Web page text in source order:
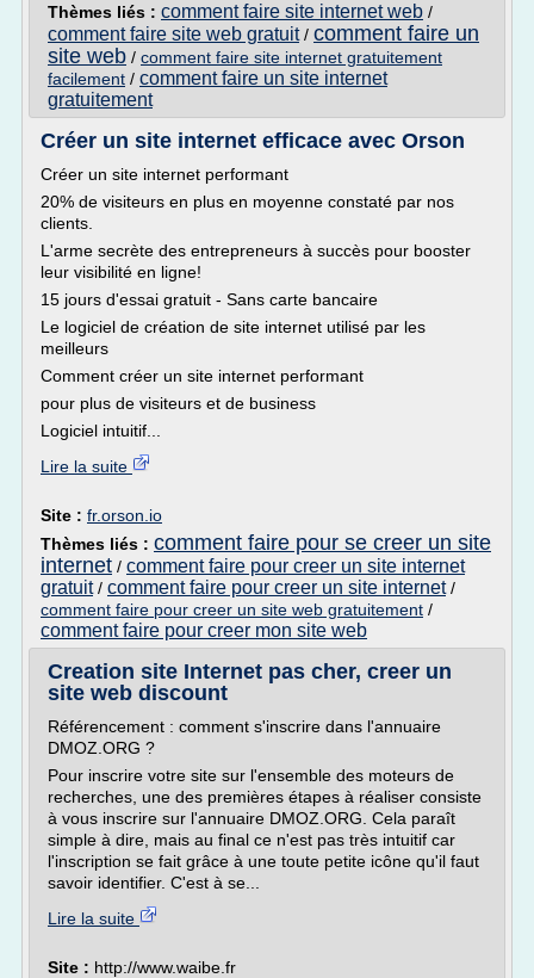
Thèmes liés : comment faire site internet web /
comment faire site web gratuit/ comment faire un
site web / comment faire site internet gratuitement
facilement / comment faire un site internet
gratuitement
Créer un site internet efficace avec Orson
Créer un site internet performant
20% de visiteurs en plus en moyenne constaté par nos
clients.
L'arme secrète des entrepreneurs à succès pour booster
leur visibilité en ligne!
15 jours d'essai gratuit - Sans carte bancaire
Le logiciel de création de site internet utilisé par les
meilleurs
Comment créer un site internet performant
pour plus de visiteurs et de business
Logiciel intuitif...
Lire la suite
Site : fr.orson.io
Thèmes liés : comment faire pour se creer un site
internet / comment faire pour creer un site internet
gratuit/ comment faire pour creer un site internet/
comment faire pour creer un site web gratuitement /
comment faire pour creer mon site web
Creation site Internet pas cher, creer un
site web discount
Référencement : comment s'inscrire dans l'annuaire
DMOZ.ORG ?
Pour inscrire votre site sur l'ensemble des moteurs de
recherches, une des premières étapes à réaliser consiste
à vous inscrire sur l'annuaire DMOZ.ORG. Cela paraît
simple à dire, mais au final ce n'est pas très intuitif car
l'inscription se fait grâce à une toute petite icône qu'il faut
savoir identifier. C'est à se...
Lire la suite
Site : http://www.waibe.fr